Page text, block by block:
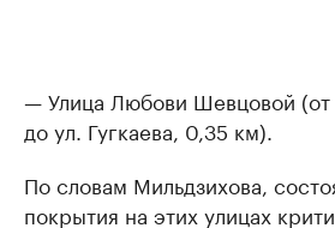
— Улица Любови Шевцовой (от
до ул. Гугкаева, 0,35 км).
По словам Мильдзихова,
покрытия на этих улицах